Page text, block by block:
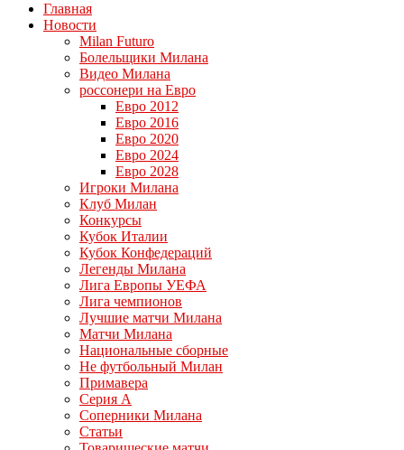
Главная
Новости
Milan Futuro
Болельщики Милана
Видео Милана
россонери на Евро
Евро 2012
Евро 2016
Евро 2020
Евро 2024
Евро 2028
Игроки Милана
Клуб Милан
Конкурсы
Кубок Италии
Кубок Конфедераций
Легенды Милана
Лига Европы УЕФА
Лига чемпионов
Лучшие матчи Милана
Матчи Милана
Национальные сборные
Не футбольный Милан
Примавера
Серия А
Соперники Милана
Статьи